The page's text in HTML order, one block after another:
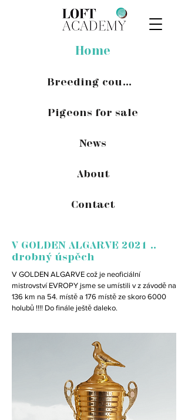
Home
Breeding couples
Pigeons for sale
News
About
Contact
V GOLDEN ALGARVE 2021 ..
drobný úspěch
V GOLDEN ALGARVE což je neoficiální
mistrovství EVROPY jsme se umístili v z závodě na
136 km na 54. místě a 176 místě ze skoro 6000
holubů !!!! Do finále ještě daleko.